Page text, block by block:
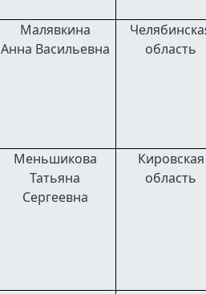
Малявкина
Анна Васильевна
область
Меньшикова
Татьяна
Сергеевна
Кировская
область